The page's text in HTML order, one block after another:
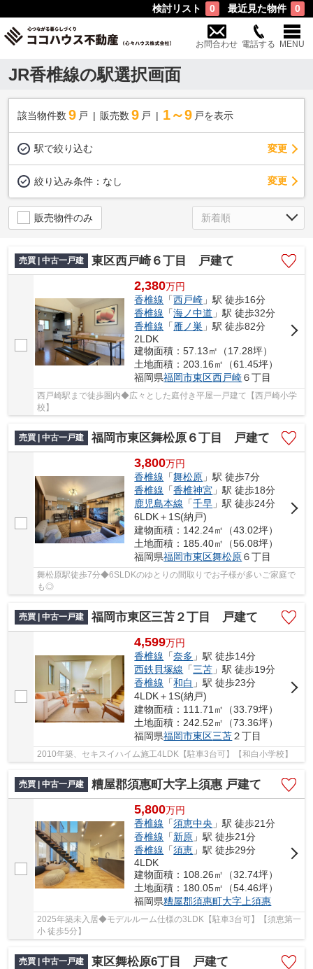
検討リスト 0 最近見た物件 0
お問合わせ 電話する MENU
JR香椎線の駅選択画面
該当物件数 9 戸 販売数 9 戸 1～9 戸を表示
駅で絞り込む 変更
絞り込み条件： なし 変更
販売物件のみ
売買 | 中古一戸建 東区西戸崎６丁目 戸建て
2,380万円
香椎線 「西戸崎 」駅 徒歩16分
香椎線 「海ノ中道 」駅 徒歩32分
香椎線 「 雁ノ巣 」駅 徒歩82分
2LDK
建物面積：57.13㎡（17.28坪）
土地面積：203.16㎡（61.45坪）
福岡県福岡市東区西戸崎６丁目
西戸崎駅まで徒歩圏内◆広々とした庭付き平屋一戸建て【西戸崎小学
校】
売買 | 中古一戸建 福岡市東区舞松原６丁目 戸建て
3,800万円
香椎線 「舞松原 」駅 徒歩7分
香椎線 「香椎神宮 」駅 徒歩18分
鹿児島本線 「千早 」駅 徒歩24分
6LDK＋1S(納戸)
建物面積：142.24㎡（43.02坪）
土地面積：185.40㎡（56.08坪）
福岡県福岡市東区舞松原６丁目
舞松原駅徒歩7分◆6SLDKのゆとりの間取りでお子様が多いご家庭で
も◎
売買 | 中古一戸建 福岡市東区三苫２丁目 戸建て
4,599万円
香椎線 「奈多 」駅 徒歩14分
西鉄貝塚線 「三苫 」駅 徒歩19分
香椎線 「和白 」駅 徒歩23分
4LDK＋1S(納戸)
建物面積：111.71㎡（33.79坪）
土地面積：242.52㎡（73.36坪）
福岡県福岡市東区三苫２丁目
2010年築、セキスイハイム施工4LDK【駐車3台可】【和白小学校】
売買 | 中古一戸建 糟屋郡須惠町大字上須惠 戸建て
5,800万円
香椎線 「須恵中央 」駅 徒歩21分
香椎線 「新原 」駅 徒歩21分
香椎線 「須恵 」駅 徒歩29分
4LDK
建物面積：108.26㎡（32.74坪）
土地面積：180.05㎡（54.46坪）
福岡県糟屋郡須惠町大字上須惠
2025年築未入居◆モデルルーム仕様の3LDK【駐車3台可】【須恵第一
小 徒歩5分】
売買 | 中古一戸建 東区舞松原6丁目 戸建て